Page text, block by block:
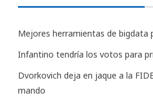
Mejores herramientas de bigdata
Infantino tendría los votos para
Dvorkovich deja en jaque a la
mando